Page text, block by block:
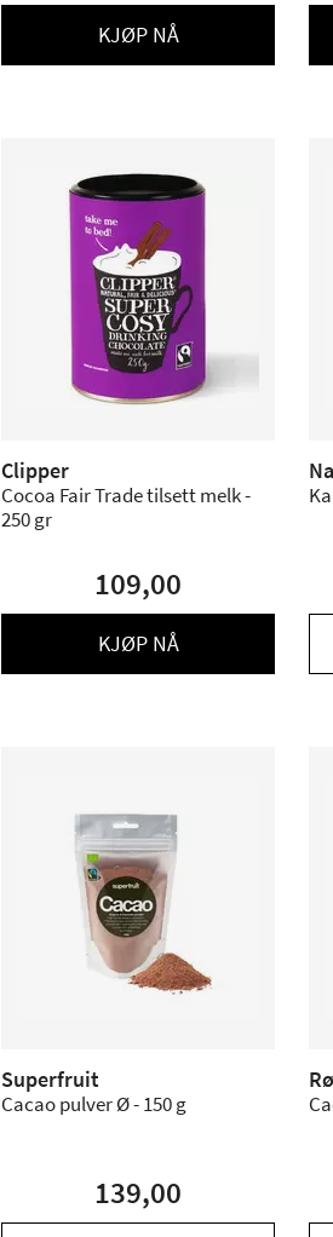
KJØP NÅ
Clipper
Cocoa Fair Trade tilsett melk -
250 gr
109,00
KJØP NÅ
Superfruit
Cacao pulver Ø - 150 g
139,00